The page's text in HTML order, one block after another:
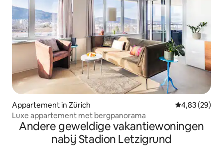
Appartement in Zürich Gemiddelde
4,83 (29)
Luxe appartement met bergpanorama
Andere geweldige vakantiewoningen
nabij Stadion Letzigrund